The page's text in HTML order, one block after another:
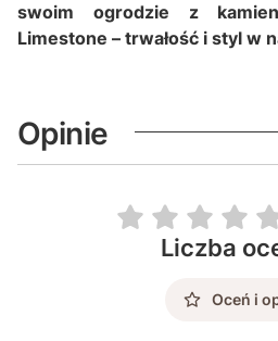
swoim ogrodzie z
Limestone – trwałość i styl w
Opinie
Liczba
Oceń i